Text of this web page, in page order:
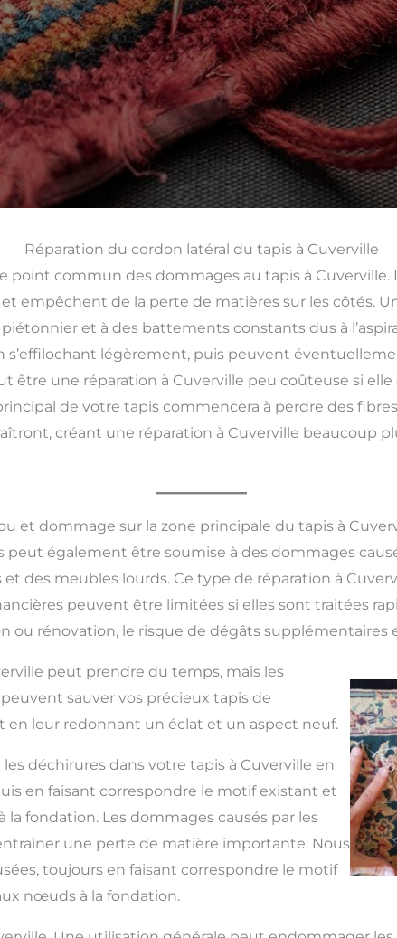
Réparation du cordon latéral du tapis à Cuverville
point commun des dommages au tapis à Cuverville.
empêchent de la perte de matières sur les côtés.
et à des battements constants dus à
s’effilochant légèrement, puis peuvent
être une réparation à Cuverville peu coûteuse si elle
de votre tapis commencera à perdre des
créant une réparation à Cuverville beaucoup
et dommage sur la zone principale du tapis à
peut également être soumise à des dommages
des meubles lourds. Ce type de réparation à
peuvent être limitées si elles sont traitées
ou rénovation, le risque de dégâts supplémentaires
peut prendre du temps, mais les
sauver vos précieux tapis de
leur redonnant un éclat et un aspect neuf.
déchirures dans votre tapis à Cuverville en
en faisant correspondre le motif existant et
fondation. Les dommages causés par les
une perte de matière importante. Nous
toujours en faisant correspondre le motif
nœuds à la fondation.